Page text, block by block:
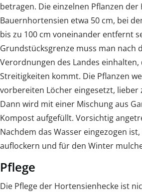
betragen. Die einzelnen Pflanzen der
Bauernhortensien etwa 50 cm, bei
bis zu 100 cm voneinander entfernt
Grundstücksgrenze muss man nach
Verordnungen des Landes
Streitigkeiten kommt. Die Pflanzen
vorbereiten Löcher eingesetzt, lieber
Dann wird mit einer Mischung aus
Kompost aufgefüllt. Vorsichtig
Nachdem das Wasser eingezogen
auflockern und für den Winter
Pflege
Die Pflege der Hortensienhecke ist